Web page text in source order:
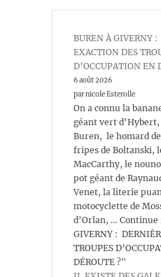
BUREN À GIVERNY
EXACTION DES
D’OCCUPATION EN
6 août 2026
par nicole Esterolle
On a connu la
géant vert
Buren, le homard
fripes de Boltanski,
MacCarthy, le
pot géant de
Venet, la literie
motocyclette de
d’Orlan, … Continue
GIVERNY :
TROUPES
DÉROUTE ?"